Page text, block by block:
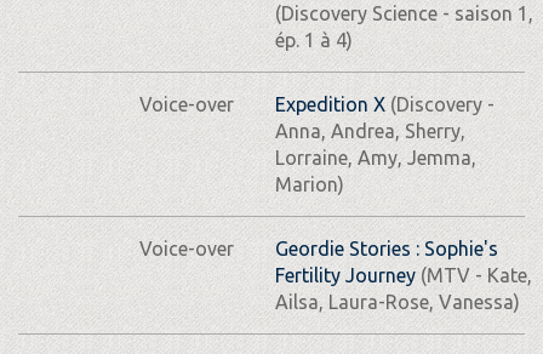
(Discovery Science - saison 1,
ép. 1 à 4)
Voice-over Expedition X(Discovery -
Anna, Andrea, Sherry,
Lorraine, Amy, Jemma,
Marion)
Voice-over
Geordie Stories : Sophie's
Fertility Journey (MTV - Kate,
Ailsa, Laura-Rose, Vanessa)